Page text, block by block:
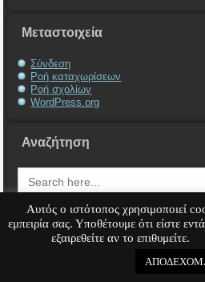
Μεταστοιχεία
Σύνδεση
Ροή καταχωρίσεων
Ροή σχολίων
WordPress.org
Αναζήτηση
Search
for:
Service Υπολογιστή Service Laptop Service
Αυτός ο ιστότοπος χρησιμοποιεί
εμπειρία σας. Υποθέτουμε ότι είστε
εξαιρεθείτε αν το επιθυμείτε.